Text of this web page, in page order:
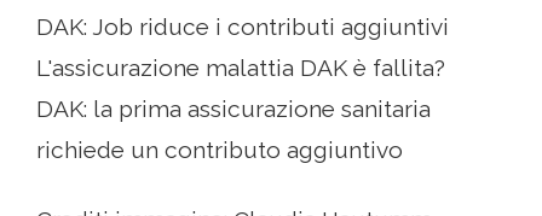
DAK: Job riduce i contributi aggiuntivi
L'assicurazione malattia DAK è fallita?
DAK: la prima assicurazione sanitaria
richiede un contributo aggiuntivo